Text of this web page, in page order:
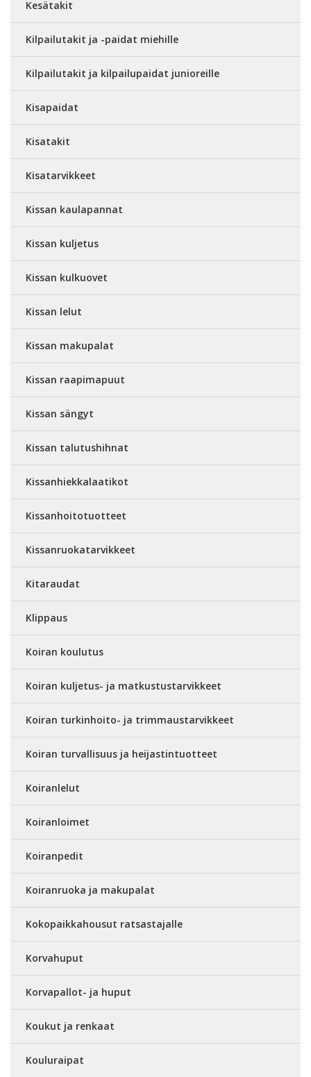
Kesätakit
Kilpailutakit ja -paidat miehille
Kilpailutakit ja kilpailupaidat junioreille
Kisapaidat
Kisatakit
Kisatarvikkeet
Kissan kaulapannat
Kissan kuljetus
Kissan kulkuovet
Kissan lelut
Kissan makupalat
Kissan raapimapuut
Kissan sängyt
Kissan talutushihnat
Kissanhiekkalaatikot
Kissanhoitotuotteet
Kissanruokatarvikkeet
Kitaraudat
Klippaus
Koiran koulutus
Koiran kuljetus- ja matkustustarvikkeet
Koiran turkinhoito- ja trimmaustarvikkeet
Koiran turvallisuus ja heijastintuotteet
Koiranlelut
Koiranloimet
Koiranpedit
Koiranruoka ja makupalat
Kokopaikkahousut ratsastajalle
Korvahuput
Korvapallot- ja huput
Koukut ja renkaat
Kouluraipat